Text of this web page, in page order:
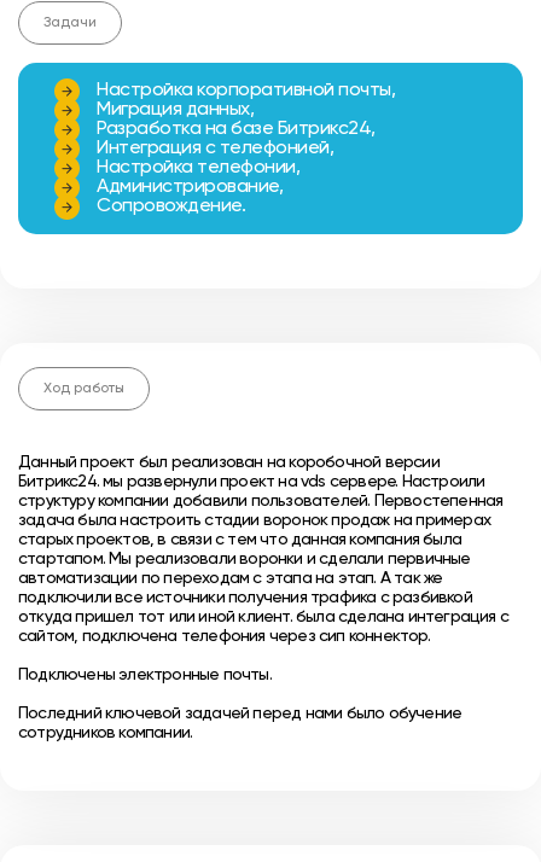
Задачи
Настройка корпоративной почты,
Миграция данных,
Разработка на базе Битрикс24,
Интеграция с телефонией,
Настройка телефонии,
Администрирование,
Сопровождение.
Ход работы
Данный проект был реализован на коробочной версии
Битрикс24. мы развернули проект на vds сервере. Настроили
структуру компании добавили пользователей. Первостепенная
задача была настроить стадии воронок продаж на примерах
старых проектов, в связи с тем что данная компания была
стартапом. Мы реализовали воронки и сделали первичные
автоматизации по переходам с этапа на этап. А так же
подключили все источники получения трафика с разбивкой
откуда пришел тот или иной клиент. была сделана интеграция с
сайтом, подключена телефония через сип коннектор.
Подключены электронные почты.
Последний ключевой задачей перед нами было обучение
сотрудников компании.